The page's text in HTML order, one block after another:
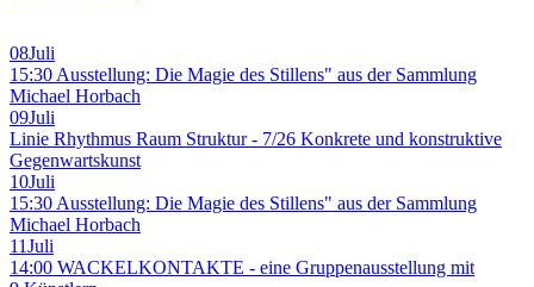
08Juli
15:30 Ausstellung: Die Magie des Stillens" aus der Sammlung
Michael Horbach
09Juli
Linie Rhythmus Raum Struktur - 7/26 Konkrete und konstruktive
Gegenwartskunst
10Juli
15:30 Ausstellung: Die Magie des Stillens" aus der Sammlung
Michael Horbach
11Juli
14:00 WACKELKONTAKTE - eine Gruppenausstellung mit